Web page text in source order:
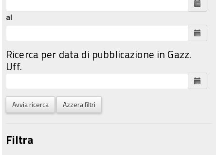
al
Ricerca per data di pubblicazione in Gazz.
Uff.
Avvia ricerca Azzera filtri
Filtra